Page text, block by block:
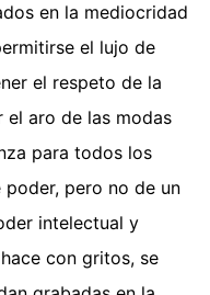
en la mediocridad
el lujo de
el respeto de la
aro de las modas
para todos los
poder, pero no de un
intelectual y
con gritos, se